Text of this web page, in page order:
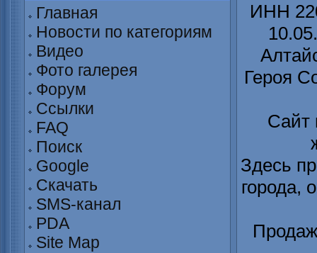
Главная
Новости по категориям
Видео
Фото галерея
Форум
Ссылки
FAQ
Поиск
Google
Скачать
SMS-канал
PDA
Site Map
ИНН
Героя
Сайт
Здесь
города,